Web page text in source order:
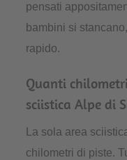
pensati
bambini si
rapido.
Quanti
sciistica Alpe di
La sola area
chilometri di piste.